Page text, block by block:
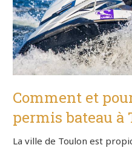
Comment et
permis bateau à
La ville de Toulon est